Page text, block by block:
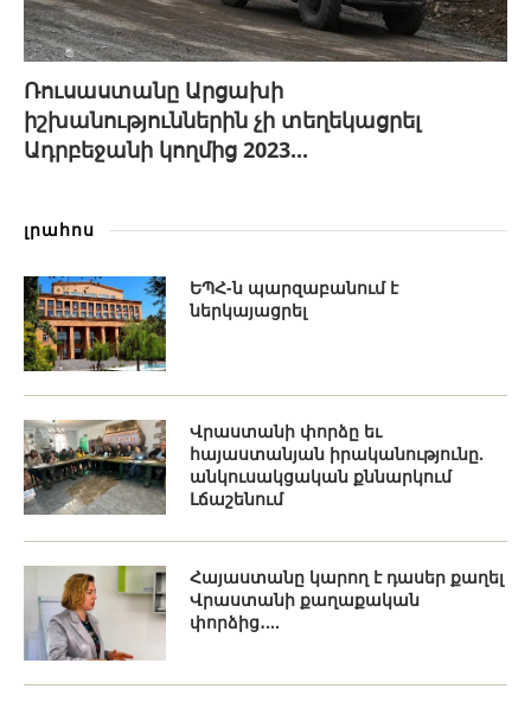
Ռուսաստանը Արցախի
իշխանություններին չի տեղեկացրել
Ադրբեջանի կողմից 2023...
լրահոս
ԵՊՀ-ն պարզաբանում է
ներկայացրել
Վրաստանի փորձը եւ
հայաստանյան իրականությունը.
անկուսակցական քննարկում
Լճաշենում
Հայաստանը կարող է դասեր քաղել
Վրաստանի քաղաքական
փորձից․...